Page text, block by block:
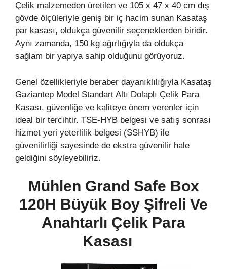
Çelik malzemeden üretilen ve 105 x 47 x 40 cm dış
gövde ölçüleriyle geniş bir iç hacim sunan Kasataş
par kasası, oldukça güvenilir seçeneklerden biridir.
Aynı zamanda, 150 kg ağırlığıyla da oldukça
sağlam bir yapıya sahip olduğunu görüyoruz.
Genel özellikleriyle beraber dayanıklılığıyla Kasataş
Gaziantep Model Standart Altı Dolaplı Çelik Para
Kasası, güvenliğe ve kaliteye önem verenler için
ideal bir tercihtir. TSE-HYB belgesi ve satış sonrası
hizmet yeri yeterlilik belgesi (SSHYB) ile
güvenilirliği sayesinde de ekstra güvenilir hale
geldiğini söyleyebiliriz.
Mühlen Grand Safe Box
120H Büyük Boy Şifreli Ve
Anahtarlı Çelik Para
Kasası